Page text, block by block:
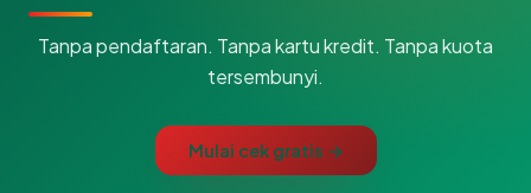
Tanpa pendaftaran. Tanpa kartu kredit. Tanpa kuota
tersembunyi.
Mulai cek gratis →